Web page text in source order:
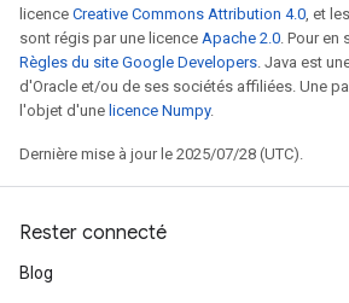
licence Creative Commons Attribution 4.0, et
sont régis par une licence Apache 2.0. Pour en
Règles du site Google Developers. Java est
d'Oracle et/ou de ses sociétés affiliées. Une
l'objet d'une licence Numpy.
Dernière mise à jour le 2025/07/28 (UTC).
Rester connecté
Blog